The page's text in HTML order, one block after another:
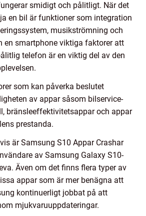
smidigt och pålitligt. När det
en bil är funktioner som integration
musikströmning och
en smartphone viktiga faktorer att
telefon är en viktig del av den
som kan påverka beslutet
av appar såsom bilservice-
bränsleeffektivitetsappar och appar
prestanda.
är Samsung S10 Appar Crashar
av Samsung Galaxy S10-
Även om det finns flera typer av
appar som är mer benägna att
kontinuerligt jobbat på att
mjukvaruuppdateringar.